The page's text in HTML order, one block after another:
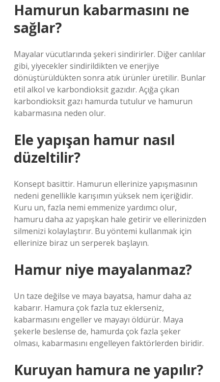
Hamurun kabarmasını ne
sağlar?
Mayalar vücutlarında şekeri sindirirler. Diğer canlılar
gibi, yiyecekler sindirildikten ve enerjiye
dönüştürüldükten sonra atık ürünler üretilir. Bunlar
etil alkol ve karbondioksit gazıdır. Açığa çıkan
karbondioksit gazı hamurda tutulur ve hamurun
kabarmasına neden olur.
Ele yapışan hamur nasıl
düzeltilir?
Konsept basittir. Hamurun ellerinize yapışmasının
nedeni genellikle karışımın yüksek nem içeriğidir.
Kuru un, fazla nemi emmenize yardımcı olur,
hamuru daha az yapışkan hale getirir ve ellerinizden
silmenizi kolaylaştırır. Bu yöntemi kullanmak için
ellerinize biraz un serperek başlayın.
Hamur niye mayalanmaz?
Un taze değilse ve maya bayatsa, hamur daha az
kabarır. Hamura çok fazla tuz eklerseniz,
kabarmasını engeller ve mayayı öldürür. Maya
şekerle beslense de, hamurda çok fazla şeker
olması, kabarmasını engelleyen faktörlerden biridir.
Kuruyan hamura ne yapılır?